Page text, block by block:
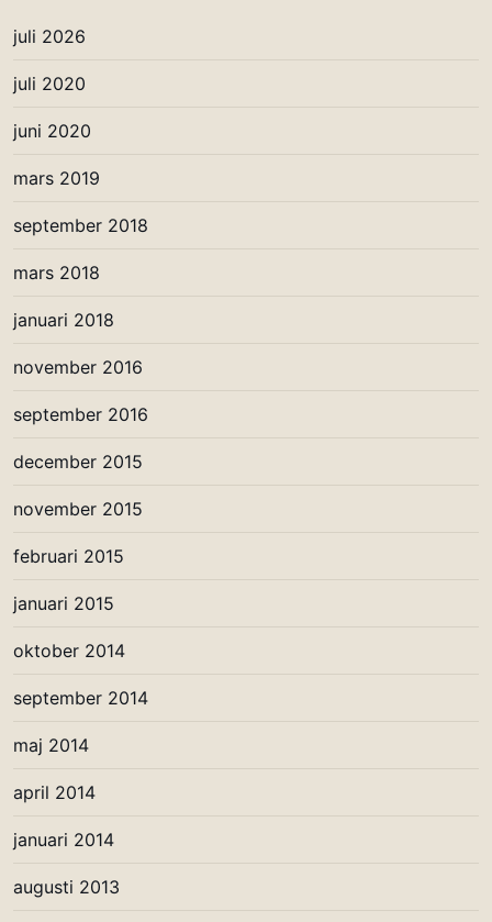
juli 2026
juli 2020
juni 2020
mars 2019
september 2018
mars 2018
januari 2018
november 2016
september 2016
december 2015
november 2015
februari 2015
januari 2015
oktober 2014
september 2014
maj 2014
april 2014
januari 2014
augusti 2013